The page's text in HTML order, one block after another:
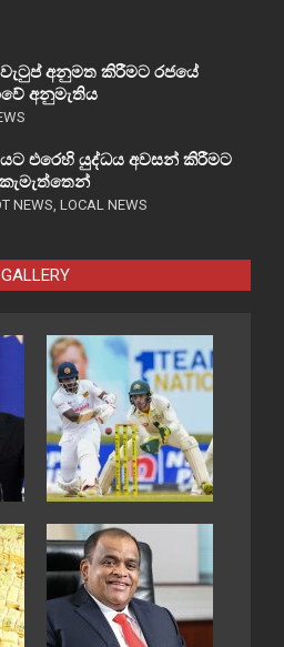
අනුමත කිරීමට රජයේ
අනුමැතිය
එරෙහි යුද්ධය අවසන් කිරීමට
කැමැත්තෙන්
NEWS, LOCAL NEWS
GALLERY